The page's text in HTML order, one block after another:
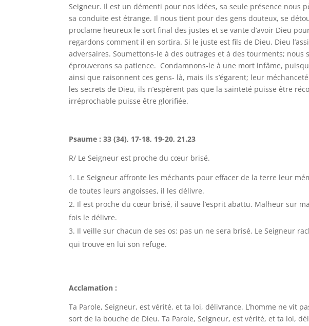
Seigneur. Il est un démenti pour nos idées, sa seule présence nous
sa conduite est étrange. Il nous tient pour des gens douteux, se
proclame heureux le sort final des justes et se vante d’avoir Dieu
regardons comment il en sortira. Si le juste est fils de Dieu, Dieu
adversaires. Soumettons-le à des outrages et à des tourments; nous
éprouverons sa patience. Condamnons-le à une mort infâme,
ainsi que raisonnent ces gens- là, mais ils s’égarent; leur
les secrets de Dieu, ils n’espèrent pas que la sainteté puisse être
irréprochable puisse être glorifiée.
Psaume : 33 (34), 17-18, 19-20, 21.23
R/ Le Seigneur est proche du cœur brisé.
Le Seigneur affronte les méchants pour effacer de la terre leur
de toutes leurs angoisses, il les délivre.
Il est proche du cœur brisé, il sauve l’esprit abattu. Malheur sur
fois le délivre.
Il veille sur chacun de ses os: pas un ne sera brisé. Le Seigneur
qui trouve en lui son refuge.
Acclamation :
Ta Parole, Seigneur, est vérité, et ta loi, délivrance. L’homme ne vit
sort de la bouche de Dieu. Ta Parole, Seigneur, est vérité, et ta loi,